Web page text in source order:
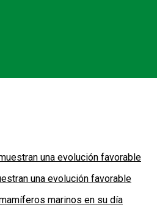
una evolución favorable